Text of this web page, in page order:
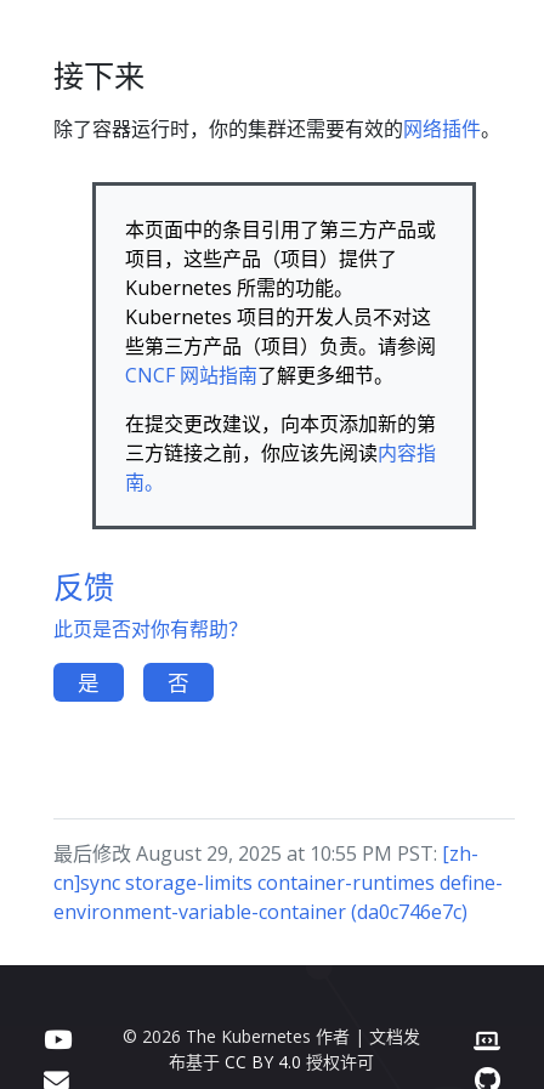
接下来
除了容器运行时，你的集群还需要有效的网络插件。
本页面中的条目引用了第三方产品或
项目，这些产品（项目）提供了
Kubernetes 所需的功能。
Kubernetes 项目的开发人员不对这
些第三方产品（项目）负责。请参阅
CNCF 网站指南了解更多细节。
在提交更改建议，向本页添加新的第
三方链接之前，你应该先阅读内容指
南。
反馈
此页是否对你有帮助？
是 否
最后修改 August 29, 2025 at 10:55 PM PST: [zh-
cn]sync storage-limits container-runtimes define-
environment-variable-container (da0c746e7c)
© 2026 The Kubernetes 作者 | 文档发
布基于CC BY 4.0 授权许可